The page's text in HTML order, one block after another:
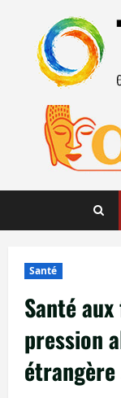
contenu
Santé
Santé
pression
étrangère